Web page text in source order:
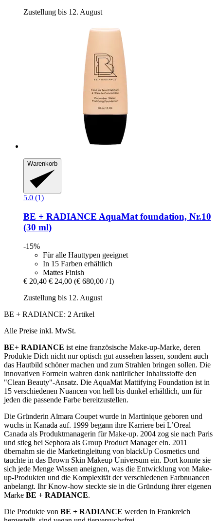
Zustellung bis 12. August
Warenkorb
5.0 (1)
BE + RADIANCE AquaMat foundation, Nr.10
(30 ml)
-15%
Für alle Hauttypen geeignet
In 15 Farben erhältlich
Mattes Finish
€ 20,40 € 24,00 (€ 680,00 / l)
Zustellung bis 12. August
BE + RADIANCE: 2 Artikel
Alle Preise inkl. MwSt.
BE+ RADIANCE ist eine französische Make-up-Marke, deren
Produkte Dich nicht nur optisch gut aussehen lassen, sondern auch
das Hautbild schöner machen und zum Strahlen bringen sollen. Die
innovativen Formeln wahren dank natürlicher Inhaltsstoffe den
"Clean Beauty"-Ansatz. Die AquaMat Mattifying Foundation ist in
15 verschiedenen Nuancen von hell bis dunkel erhältlich, um für
jeden die passende Farbe bereitzustellen.
Die Gründerin Aïmara Coupet wurde in Martinique geboren und
wuchs in Kanada auf. 1999 begann ihre Karriere bei L’Oreal
Canada als Produktmanagerin für Make-up. 2004 zog sie nach Paris
und stieg bei Sephora als Group Product Manager ein. 2011
übernahm sie die Marketingleitung von blackUp Cosmetics und
tauchte in das Brown Skin Makeup Universum ein. Dort konnte sie
sich jede Menge Wissen aneignen, was die Entwicklung von Make-
up-Produkten und die Komplexität der verschiedenen Farbnuancen
anbelangt. Ihr Know-how steckte sie in die Gründung ihrer eigenen
Marke BE + RADIANCE.
Die Produkte von BE + RADIANCE werden in Frankreich